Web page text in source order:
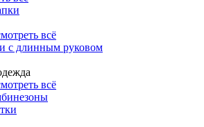
всё
с длинным руковом
всё